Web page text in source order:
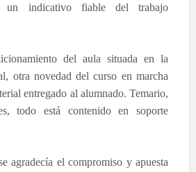
un indicativo fiable del trabajo
del aula situada en la
otra novedad del curso en marcha
entregado al alumnado. Temario,
todo está contenido en soporte
agradecía el compromiso y apuesta